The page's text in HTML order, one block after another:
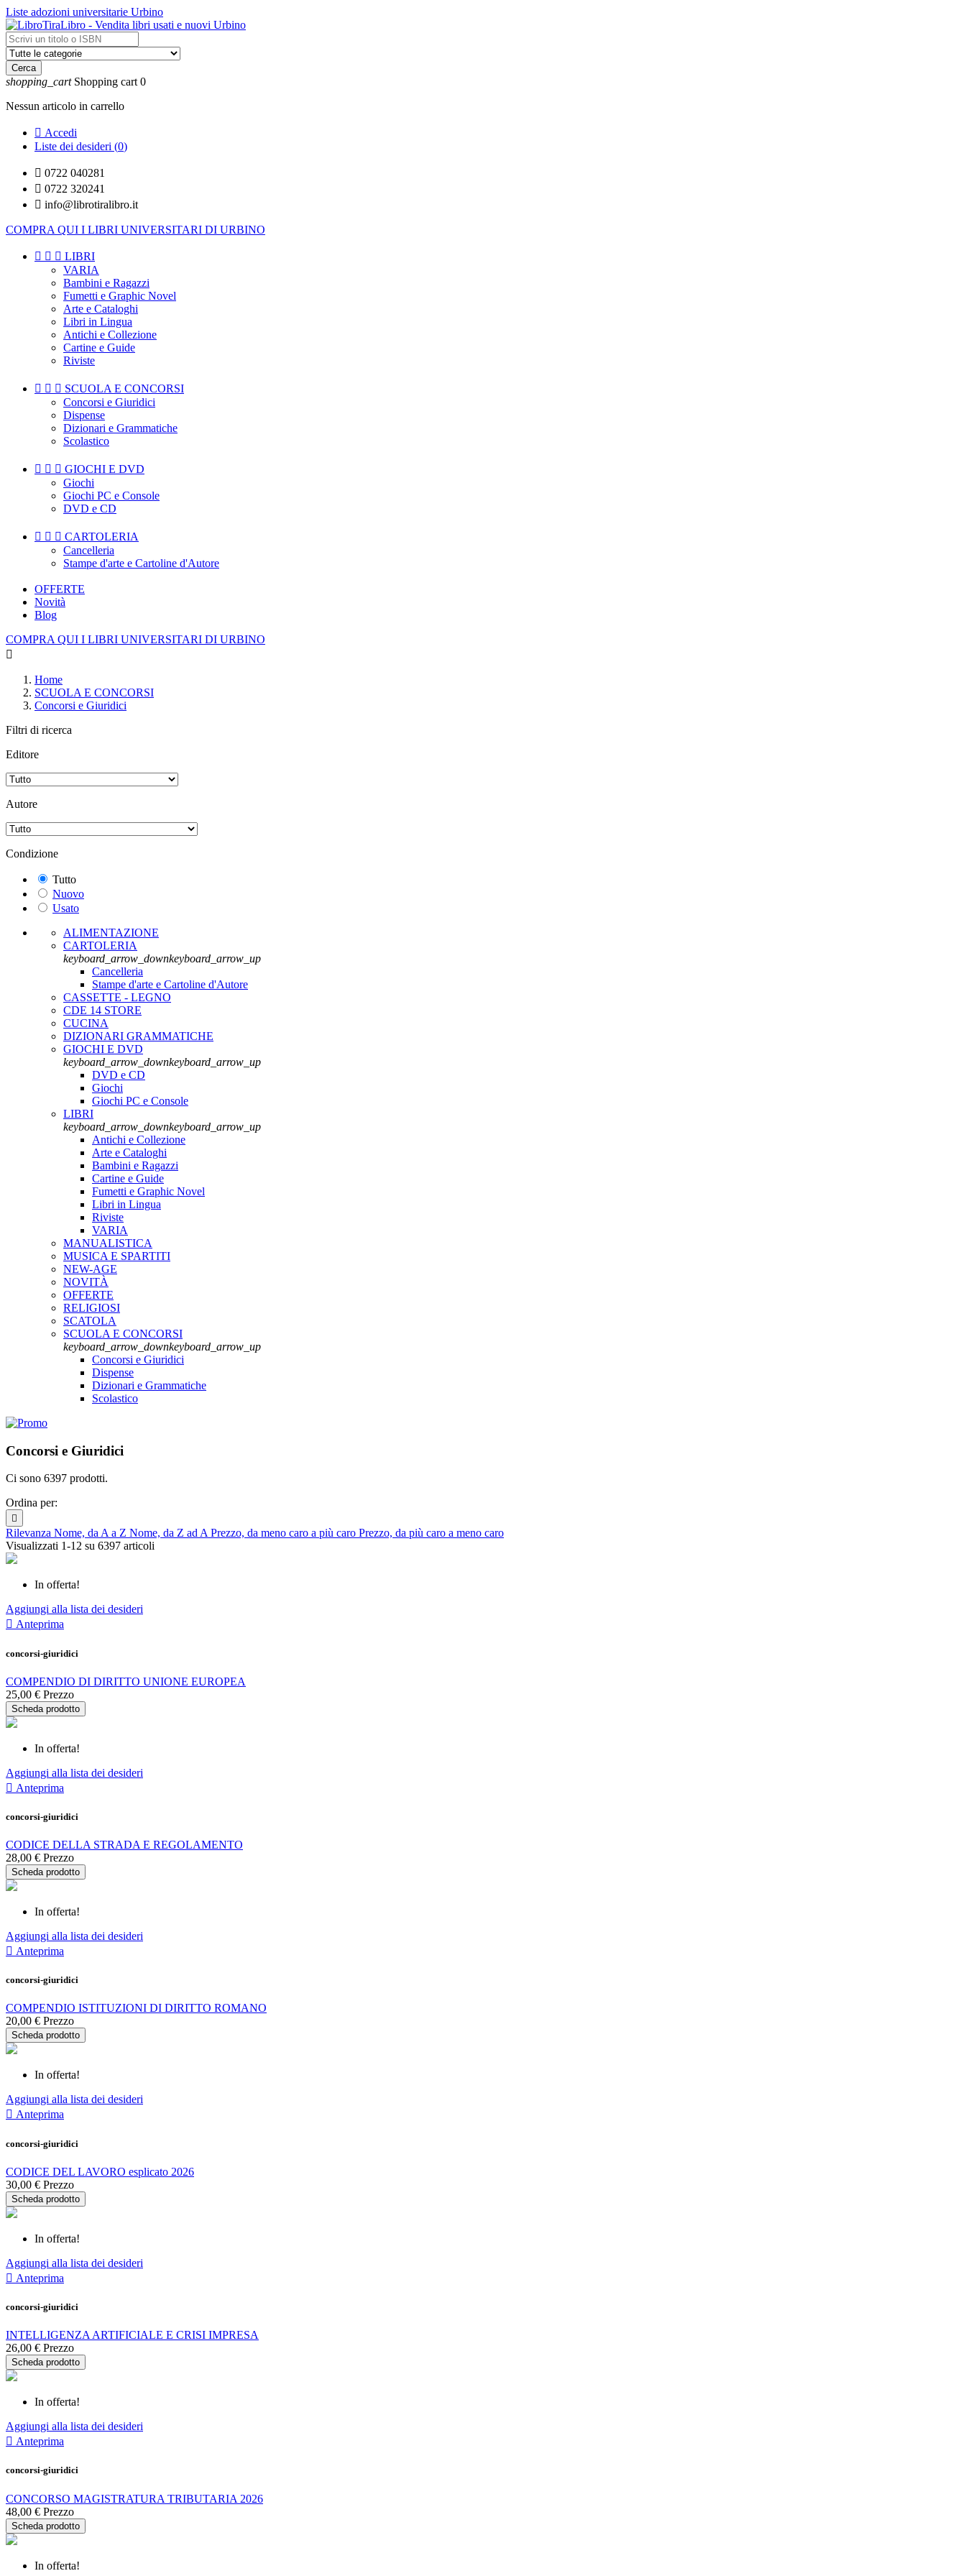
Liste adozioni universitarie Urbino
Cerca
shopping_cart Shopping cart 0
Nessun articolo in carrello
 Accedi
Liste dei desideri (0)
 0722 040281
 0722 320241
 info@librotiralibro.it
COMPRA QUI I LIBRI UNIVERSITARI DI URBINO
   LIBRI
VARIA
Bambini e Ragazzi
Fumetti e Graphic Novel
Arte e Cataloghi
Libri in Lingua
Antichi e Collezione
Cartine e Guide
Riviste
   SCUOLA E CONCORSI
Concorsi e Giuridici
Dispense
Dizionari e Grammatiche
Scolastico
   GIOCHI E DVD
Giochi
Giochi PC e Console
DVD e CD
   CARTOLERIA
Cancelleria
Stampe d'arte e Cartoline d'Autore
OFFERTE
Novità
Blog
COMPRA QUI I LIBRI UNIVERSITARI DI URBINO

Home
SCUOLA E CONCORSI
Concorsi e Giuridici
Filtri di ricerca
Editore
Autore
Condizione
Tutto
Nuovo
Usato
ALIMENTAZIONE
CARTOLERIA
keyboard_arrow_downkeyboard_arrow_up
Cancelleria
Stampe d'arte e Cartoline d'Autore
CASSETTE - LEGNO
CDE 14 STORE
CUCINA
DIZIONARI GRAMMATICHE
GIOCHI E DVD
keyboard_arrow_downkeyboard_arrow_up
DVD e CD
Giochi
Giochi PC e Console
LIBRI
keyboard_arrow_downkeyboard_arrow_up
Antichi e Collezione
Arte e Cataloghi
Bambini e Ragazzi
Cartine e Guide
Fumetti e Graphic Novel
Libri in Lingua
Riviste
VARIA
MANUALISTICA
MUSICA E SPARTITI
NEW-AGE
NOVITÀ
OFFERTE
RELIGIOSI
SCATOLA
SCUOLA E CONCORSI
keyboard_arrow_downkeyboard_arrow_up
Concorsi e Giuridici
Dispense
Dizionari e Grammatiche
Scolastico
Concorsi e Giuridici
Ci sono 6397 prodotti.
Ordina per:

Rilevanza Nome, da A a Z Nome, da Z ad APrezzo, da meno caro a più caro Prezzo, da più caro a meno caro
Visualizzati 1-12 su 6397 articoli
In offerta!
Aggiungi alla lista dei desideri
 Anteprima
concorsi-giuridici
COMPENDIO DI DIRITTO UNIONE EUROPEA
25,00 € Prezzo
Scheda prodotto
In offerta!
Aggiungi alla lista dei desideri
 Anteprima
concorsi-giuridici
CODICE DELLA STRADA E REGOLAMENTO
28,00 € Prezzo
Scheda prodotto
In offerta!
Aggiungi alla lista dei desideri
 Anteprima
concorsi-giuridici
COMPENDIO ISTITUZIONI DI DIRITTO ROMANO
20,00 € Prezzo
Scheda prodotto
In offerta!
Aggiungi alla lista dei desideri
 Anteprima
concorsi-giuridici
CODICE DEL LAVORO esplicato 2026
30,00 € Prezzo
Scheda prodotto
In offerta!
Aggiungi alla lista dei desideri
 Anteprima
concorsi-giuridici
INTELLIGENZA ARTIFICIALE E CRISI IMPRESA
26,00 € Prezzo
Scheda prodotto
In offerta!
Aggiungi alla lista dei desideri
 Anteprima
concorsi-giuridici
CONCORSO MAGISTRATURA TRIBUTARIA 2026
48,00 € Prezzo
Scheda prodotto
In offerta!